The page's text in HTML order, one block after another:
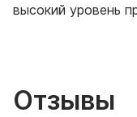
Отзывы
высокий уровень